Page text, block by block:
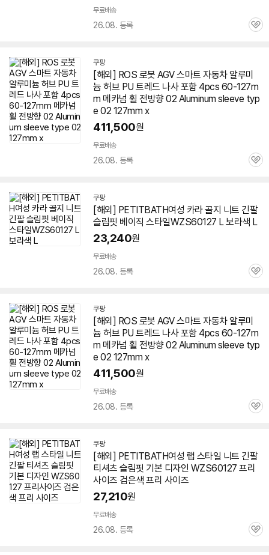
무료배송
26.08. 등록
관
쿠팡
[해외] ROS 로봇 AGV 스마트 자동차 알루미
늄 허브 PU 트레드 나사 포함 4pcs 60-127m
m 메카넘 휠 전방향 02 Aluminum sleeve typ
e 02 127mm x
411,500원
무료배송
26.08. 등록
관
쿠팡
[해외] PETITBATH여성 카라 골지 니트 긴팔
슬림핏 베이직 스타일WZS60127 L 보라색 L
23,240원
무료배송
26.08. 등록
관
쿠팡
[해외] ROS 로봇 AGV 스마트 자동차 알루미
늄 허브 PU 트레드 나사 포함 4pcs 60-127m
m 메카넘 휠 전방향 02 Aluminum sleeve typ
e 02 127mm x
411,500원
무료배송
26.08. 등록
관
쿠팡
[해외] PETITBATH여성 랩 스타일 니트 긴팔
티셔츠 슬림핏 기본 디자인 WZS60127 프리
사이즈 검은색 프리 사이즈
27,210원
무료배송
26.08. 등록
관